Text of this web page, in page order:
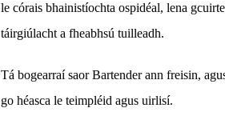
le córais bhainistíochta ospidéal, lena
táirgiúlacht a fheabhsú tuilleadh.
Tá bogearraí saor Bartender ann freisin,
go héasca le teimpléid agus uirlisí.